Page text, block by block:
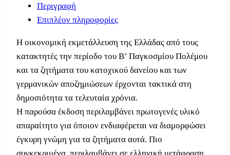
Περιγραφή
Επιπλέον πληροφορίες
Η οικονομική εκμετάλλευση της Ελλάδας από τους
κατακτητές την περίοδο του Β’ Παγκοσμίου Πολέμου
και τα ζητήματα του κατοχικού δανείου και των
γερμανικών αποζημιώσεων έρχονται τακτικά στη
δημοσιότητα τα τελευταία χρόνια.
Η παρούσα έκδοση περιλαμβάνει πρωτογενές υλικό
απαραίτητο για όποιον ενδιαφέρεται να διαμορφώσει
έγκυρη γνώμη για τα ζητήματα αυτά. Πιο
συγκεκριμένα, περιλαμβάνει σε ελληνική μετάφραση